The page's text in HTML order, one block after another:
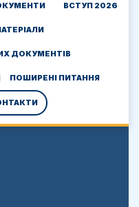
ВСТУП 2026
ДОКУМЕНТІВ
ПОШИРЕНІ ПИТАННЯ